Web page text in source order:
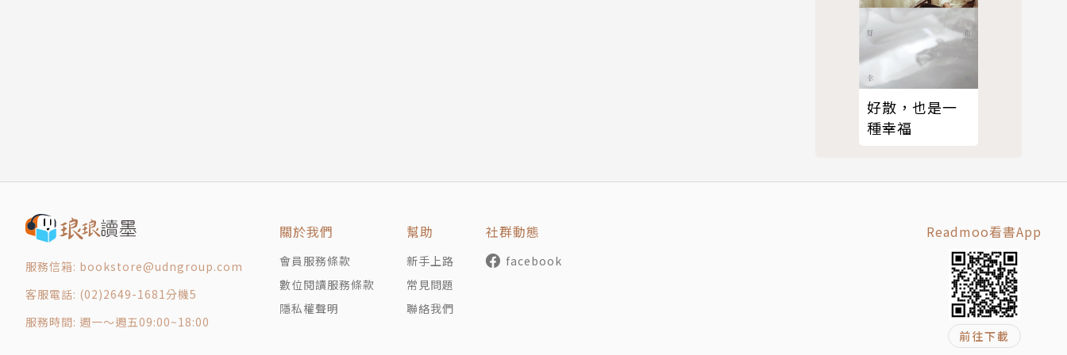
必須讓自己的潛意識，自己全身上下的每個細胞，都能認可、吸收正能量。
潛意識必須透過潛移默化的過程，才能完全準備好接收正能量。
這也是為何「誦句」、「每日的練習」如此重要。
跟著本書的完整指引＆17篇誦句，日日實踐，召喚好運和成功。
無論是怎麼樣的命運，都能由自己開拓！
好散，也是一
種幸福
服務信箱: bookstore@udngroup.com
客服電話: (02)2649-1681分機5
服務時間: 週一～週五09:00~18:00
關於我們
會員服務條款
數位閱讀服務條款
隱私權聲明
幫助
新手上路
常見問題
聯絡我們
社群動態
facebook
Readmoo看書App
前往下載